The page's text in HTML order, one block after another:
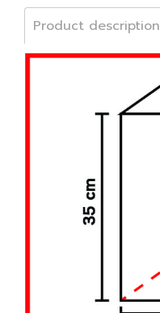
Product description